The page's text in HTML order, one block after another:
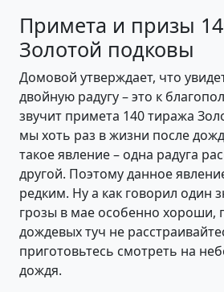
Примета и призы
Золотой подковы
Домовой утверждает, что
двойную радугу – это к
звучит примета 140 тиража
мы хоть раз в жизни после
такое явление – одна радуга
другой. Поэтому данное
редким. Ну а как говорил один
грозы в мае особенно хороши,
дождевых туч не
приготовьтесь смотреть на
дождя.